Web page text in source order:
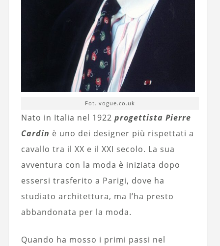
Fot. vogue.co.uk
Nato in Italia nel 1922 progettista Pierre
Cardin è uno dei designer più rispettati a
cavallo tra il XX e il XXI secolo. La sua
avventura con la moda è iniziata dopo
essersi trasferito a Parigi, dove ha
studiato architettura, ma l’ha presto
abbandonata per la moda.
Quando ha mosso i primi passi nel